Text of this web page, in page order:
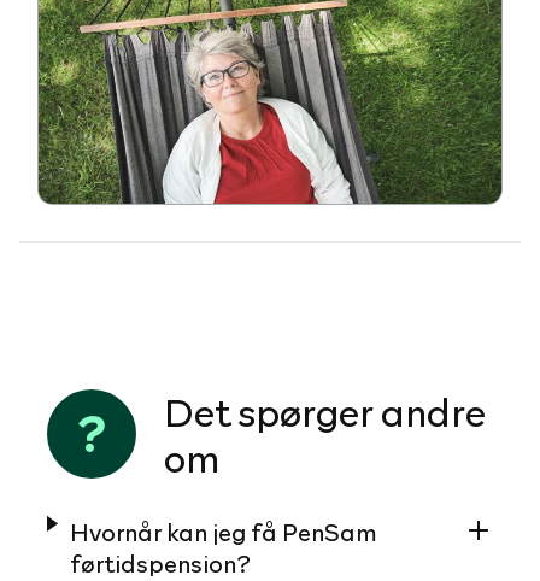
Det spørger andre
om
Hvornår kan jeg få PenSam
førtidspension?